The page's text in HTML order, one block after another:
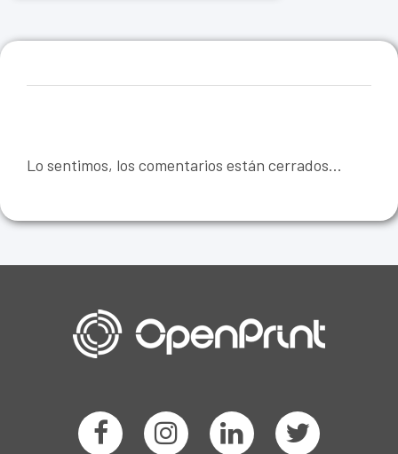
Lo sentimos, los comentarios están cerrados...